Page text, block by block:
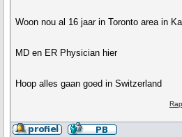
Woon nou al 16 jaar in Toronto area in
MD en ER Physician hier
Hoop alles gaan goed in Switzerland